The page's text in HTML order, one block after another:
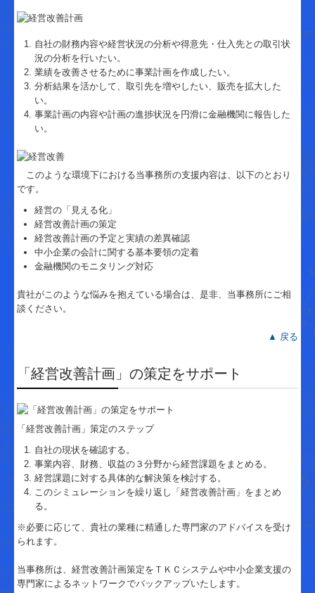
国の共済制度活用コーナー
リンク集
お問合せ
自社の財務内容や経営状況の分析や得意先・仕入先との取引状
況の分析を行いたい。
業績を改善させるために事業計画を作成したい。
分析結果を活かして、取引先を増やしたい、販売を拡大した
い。
事業計画の内容や計画の進捗状況を円滑に金融機関に報告した
い。
このような環境下における当事務所の支援内容は、以下のとおり
です。
経営の「見える化」
経営改善計画の策定
経営改善計画の予定と実績の差異確認
中小企業の会計に関する基本要領の定着
金融機関のモニタリング対応
貴社がこのような悩みを抱えている場合は、是非、当事務所にご相
談ください。
▲ 戻る
「経営改善計画」の策定をサポート
「経営改善計画」策定のステップ
自社の現状を確認する。
事業内容、財務、収益の３分野から経営課題をまとめる。
経営課題に対する具体的な解決策を検討する。
このシミュレーションを繰り返し「経営改善計画」をまとめ
る。
※必要に応じて、貴社の業種に精通した専門家のアドバイスを受け
られます。
当事務所は、経営改善計画策定をＴＫＣシステムや中小企業支援の
専門家によるネットワークでバックアップいたします。